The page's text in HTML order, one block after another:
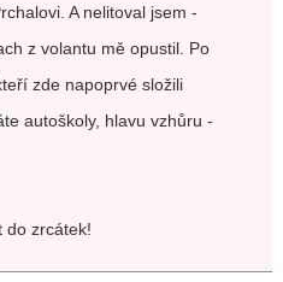
A nelitoval jsem -
z volantu mě opustil. Po
zde napoprvé složili
autoškoly, hlavu vzhůru -
do zrcátek!